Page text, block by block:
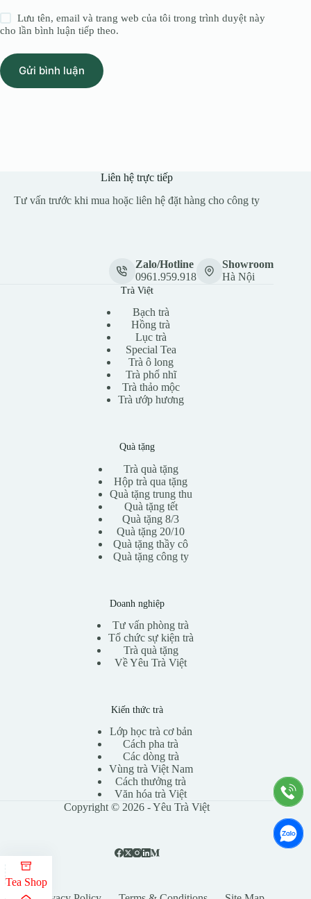
Lưu tên, email và trang web của tôi trong trình duyệt này
cho lần bình luận tiếp theo.
Gửi bình luận
Liên hệ trực tiếp
Tư vấn trước khi mua hoặc liên hệ đặt hàng cho công ty
Zalo/Hotline
0961.959.918
Showroom
Hà Nội
Trà Việt
Bạch trà
Hồng trà
Lục trà
Special Tea
Trà ô long
Trà phổ nhĩ
Trà thảo mộc
Trà ướp hương
Quà tặng
Trà quà tặng
Hộp trà qua tặng
Quà tặng trung thu
Quà tặng tết
Quà tặng 8/3
Quà tặng 20/10
Quà tặng thầy cô
Quà tặng công ty
Doanh nghiệp
Tư vấn phòng trà
Tổ chức sự kiện trà
Trà quà tặng
Về Yêu Trà Việt
Kiến thức trà
Lớp học trà cơ bản
Cách pha trà
Các dòng trà
Vùng trà Việt Nam
Cách thưởng trà
Văn hóa trà Việt
Copyright © 2026 - Yêu Trà Việt
Tea Shop